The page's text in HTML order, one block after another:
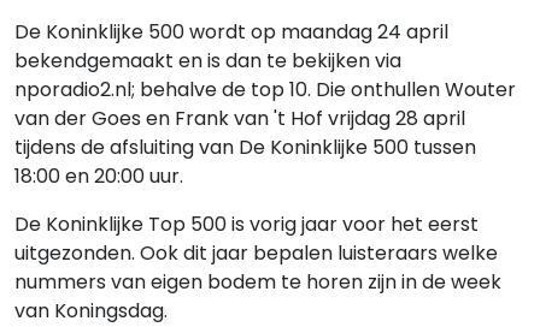
De Koninklijke 500 wordt op maandag 24 april
bekendgemaakt en is dan te bekijken via
nporadio2.nl; behalve de top 10. Die onthullen Wouter
van der Goes en Frank van 't Hof vrijdag 28 april
tijdens de afsluiting van De Koninklijke 500 tussen
18:00 en 20:00 uur.
De Koninklijke Top 500 is vorig jaar voor het eerst
uitgezonden. Ook dit jaar bepalen luisteraars welke
nummers van eigen bodem te horen zijn in de week
van Koningsdag.